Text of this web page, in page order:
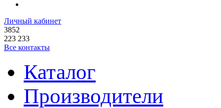
Личный кабинет
3852
223 233
Все контакты
Каталог
Производители